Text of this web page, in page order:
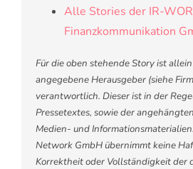
Alle Stories der IR-
Finanzkommunikation
Für die oben stehende Story ist
angegebene Herausgeber (siehe
verantwortlich. Dieser ist in der
Pressetextes, sowie der
Medien- und
Network GmbH übernimmt keine
Korrektheit oder Vollständigkeit der